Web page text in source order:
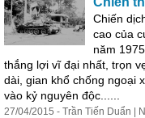
Chiến
cao của
năm
thắng lợi vĩ đại nhất, trọn
dài, gian khổ chống ngoại
vào kỷ nguyên độc......
27/04/2015 - Trần Tiến Duẩn |